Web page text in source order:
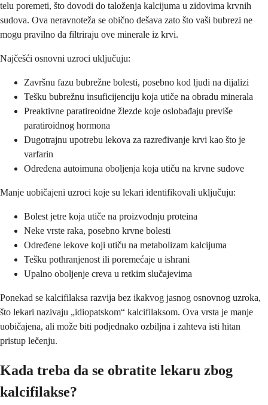
telu poremeti, što dovodi do taloženja kalcijuma u zidovima krvnih
sudova. Ova neravnoteža se obično dešava zato što vaši bubrezi ne
mogu pravilno da filtriraju ove minerale iz krvi.
Najčešći osnovni uzroci uključuju:
Završnu fazu bubrežne bolesti, posebno kod ljudi na dijalizi
Tešku bubrežnu insuficijenciju koja utiče na obradu minerala
Preaktivne paratireoidne žlezde koje oslobađaju previše
paratiroidnog hormona
Dugotrajnu upotrebu lekova za razređivanje krvi kao što je
varfarin
Određena autoimuna oboljenja koja utiču na krvne sudove
Manje uobičajeni uzroci koje su lekari identifikovali uključuju:
Bolest jetre koja utiče na proizvodnju proteina
Neke vrste raka, posebno krvne bolesti
Određene lekove koji utiču na metabolizam kalcijuma
Tešku pothranjenost ili poremećaje u ishrani
Upalno oboljenje creva u retkim slučajevima
Ponekad se kalcifilaksa razvija bez ikakvog jasnog osnovnog uzroka,
što lekari nazivaju „idiopatskom“ kalcifilaksom. Ova vrsta je manje
uobičajena, ali može biti podjednako ozbiljna i zahteva isti hitan
pristup lečenju.
Kada treba da se obratite lekaru zbog
kalcifilakse?